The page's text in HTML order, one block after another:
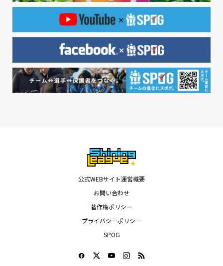
公式WEBサイト運営概要
お問い合わせ
著作権ポリシー
プライバシーポリシー
SPOG